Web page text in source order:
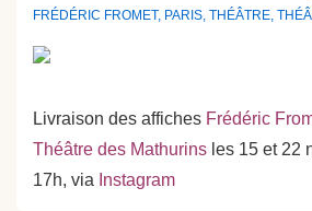
FRÉDÉRIC FROMET, PARIS, THÉÂTRE,
Livraison des affiches Frédéric
Théâtre des Mathurins les 15 et 22
17h, via Instagram